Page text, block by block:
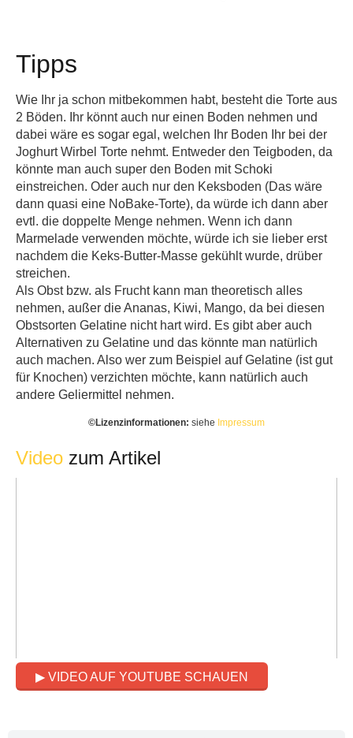
Tipps
Wie Ihr ja schon mitbekommen habt, besteht die Torte aus
2 Böden. Ihr könnt auch nur einen Boden nehmen und
dabei wäre es sogar egal, welchen Ihr Boden Ihr bei der
Joghurt Wirbel Torte nehmt. Entweder den Teigboden, da
könnte man auch super den Boden mit Schoki
einstreichen. Oder auch nur den Keksboden (Das wäre
dann quasi eine NoBake-Torte), da würde ich dann aber
evtl. die doppelte Menge nehmen. Wenn ich dann
Marmelade verwenden möchte, würde ich sie lieber erst
nachdem die Keks-Butter-Masse gekühlt wurde, drüber
streichen.
Als Obst bzw. als Frucht kann man theoretisch alles
nehmen, außer die Ananas, Kiwi, Mango, da bei diesen
Obstsorten Gelatine nicht hart wird. Es gibt aber auch
Alternativen zu Gelatine und das könnte man natürlich
auch machen. Also wer zum Beispiel auf Gelatine (ist gut
für Knochen) verzichten möchte, kann natürlich auch
andere Geliermittel nehmen.
©️Lizenzinformationen: siehe Impressum
Video zum Artikel
▶ VIDEO AUF YOUTUBE SCHAUEN